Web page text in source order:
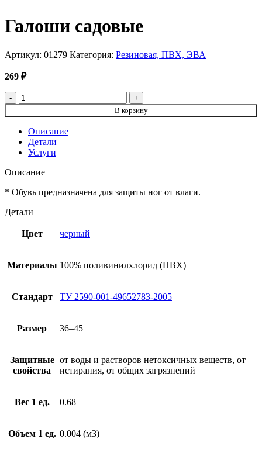
Галоши садовые
Артикул: 01279 Категория: Резиновая, ПВХ, ЭВА
269 ₽
Количество товара Галоши садовые
В корзину
Описание
Детали
Услуги
Описание
* Обувь предназначена для защиты ног от влаги.
Детали
Цвет черный
Материалы 100% поливинилхлорид (ПВХ)
Стандарт ТУ 2590-001-49652783-2005
Размер 36–45
Защитные
свойства
от воды и растворов нетоксичных веществ, от
истирания, от общих загрязнений
Вес 1 ед. 0.68
Объем 1 ед. 0.004 (м3)